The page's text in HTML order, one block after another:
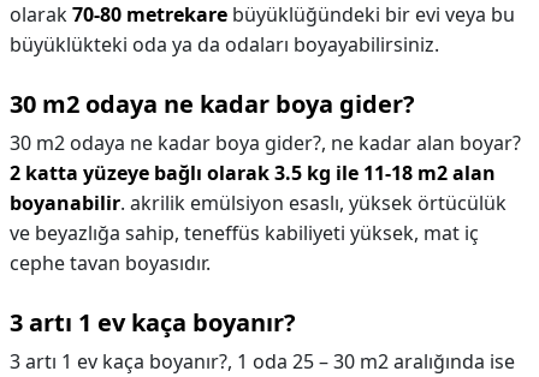
olarak70-80 metrekare büyüklüğündeki bir evi veya bu
büyüklükteki oda ya da odaları boyayabilirsiniz.
30 m2 odaya ne kadar boya gider?
30 m2 odaya ne kadar boya gider?, ne kadar alan boyar?
2 katta yüzeye bağlı olarak 3.5 kg ile 11-18 m2 alan
boyanabilir. akrilik emülsiyon esaslı, yüksek örtücülük
ve beyazlığa sahip, teneffüs kabiliyeti yüksek, mat iç
cephe tavan boyasıdır.
3 artı 1 ev kaça boyanır?
3 artı 1 ev kaça boyanır?, 1 oda 25 – 30 m2 aralığında ise